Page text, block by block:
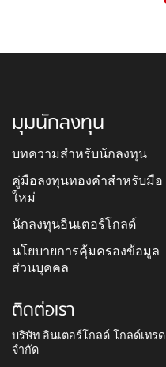
มุมนักลงทุน
บทความสำหรับนักลงทุน
คู่มือลงทุนทองคำสำหรับมือ
ใหม่
นักลงทุนอินเตอร์โกลด์
นโยบายการคุ้มครองข้อมูล
ส่วนบุคคล
ติดต่อเรา
บริษัท อินเตอร์โกลด์ โกลด์เทรด
จำกัด